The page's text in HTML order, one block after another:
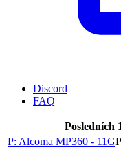
Discord
FAQ
Posledních
P: Alcoma MP360 - 11G